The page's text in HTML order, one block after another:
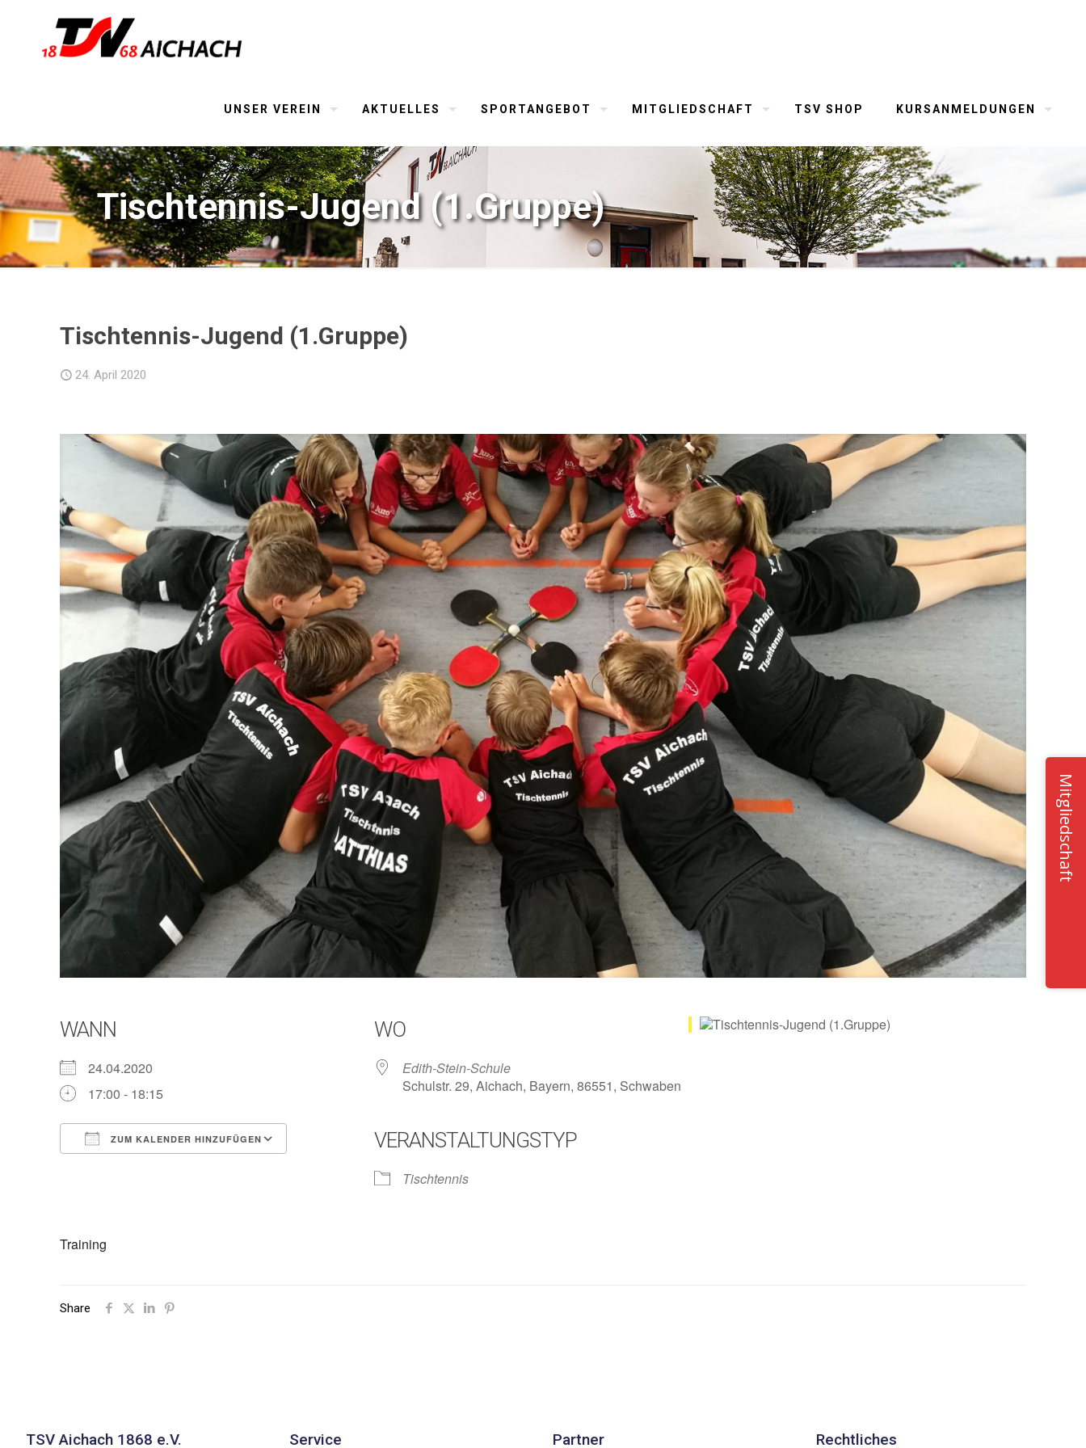
UNSER VEREIN AKTUELLES SPORTANGEBOT MITGLIEDSCHAFT TSV SHOP KURSANMELDUNGEN
Tischtennis-Jugend (1.Gruppe)
Tischtennis-Jugend (1.Gruppe)
24. April 2020
WANN
24.04.2020
17:00 - 18:15
ZUM KALENDER HINZUFÜGEN
Google Kalender
WO
Edith-Stein-Schule
Schulstr. 29, Aichach, Bayern, 86551, Schwaben
VERANSTALTUNGSTYP
Tischtennis
Training
Share
TSV Aichach 1868 e.V. Service Partner Rechtliches
Mitgliedschaft